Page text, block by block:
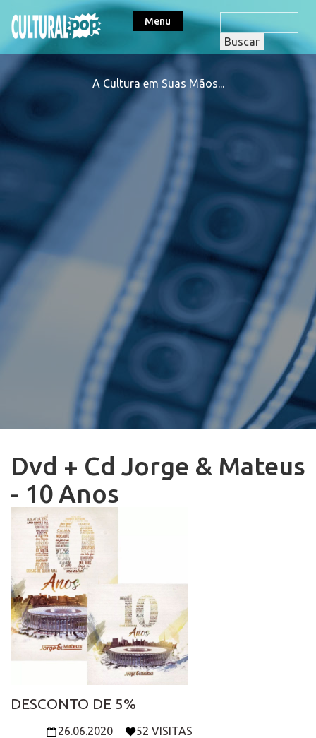
Menu
A Cultura em Suas Mãos...
Dvd + Cd Jorge & Mateus
- 10 Anos
DESCONTO DE 5%
26.06.2020 52 VISITAS